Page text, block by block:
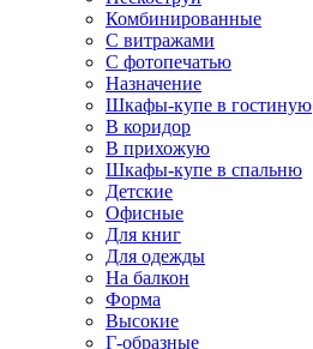
Комбинированные
С витражами
С фотопечатью
Назначение
Шкафы-купе в гостиную
В коридор
В прихожую
Шкафы-купе в спальню
Детские
Офисные
Для книг
Для одежды
На балкон
Форма
Высокие
Г-образные